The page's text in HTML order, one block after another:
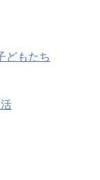
どもたち